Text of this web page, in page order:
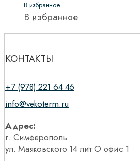
В избранное
В избранное
КОНТАКТЫ
+7 (978) 221 64 46
info@vekoterm.ru
Адрес:
г. Симферополь
ул. Маяковского 14 лит О офис 1